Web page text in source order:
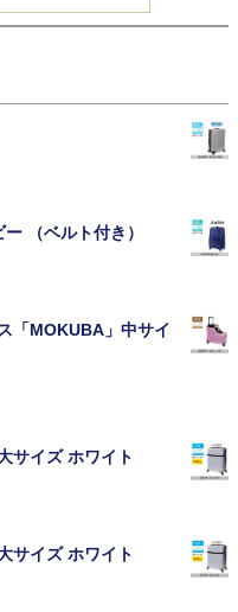
（ベルト付き）
「MOKUBA」中サイ
サイズ ホワイト
サイズ ホワイト